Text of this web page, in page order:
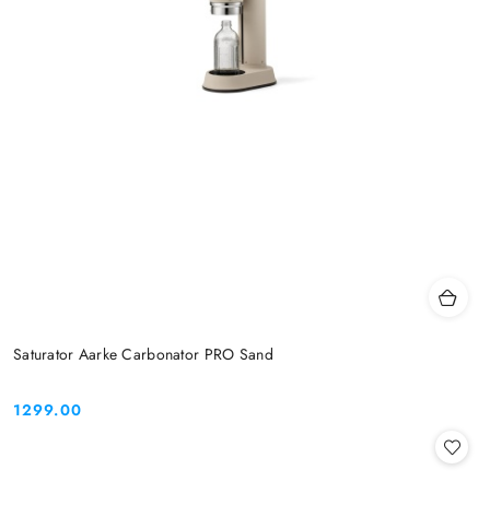
Saturator Aarke Carbonator PRO Sand
Cena:
1299.00